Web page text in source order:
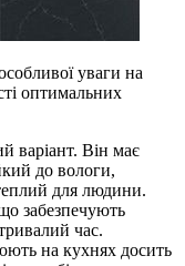
уваги на
оптимальних
варіант. Він має
до вологи,
для людини.
забезпечують
час.
на кухнях досить